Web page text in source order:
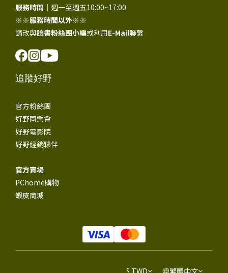
服務時間｜ 週一至週五10:00~17:00
※※服務時間以外※※
請改與臉書粉絲團小編或利用E-Mail聯繫
追蹤好野
官方粉絲團
好野同樂會
好野電影院
好野經銷夥伴
官方賣場
PChome購物
蝦皮商城
$ TWD 繁體中文